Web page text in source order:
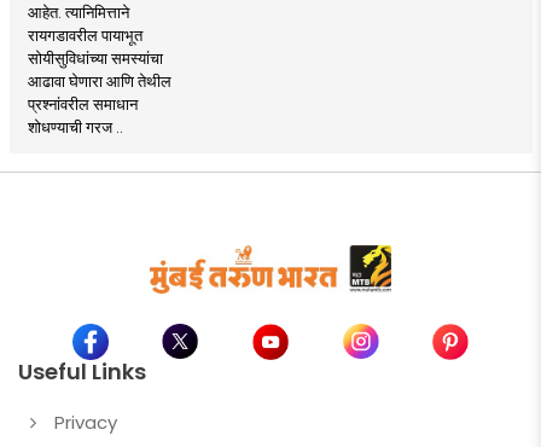
आहेत. त्यानिमित्ताने
रायगडावरील पायाभूत
सोयीसुविधांच्या समस्यांचा
आढावा घेणारा आणि तेथील
प्रश्नांवरील समाधान
शोधण्याची गरज ..
Useful Links
Privacy